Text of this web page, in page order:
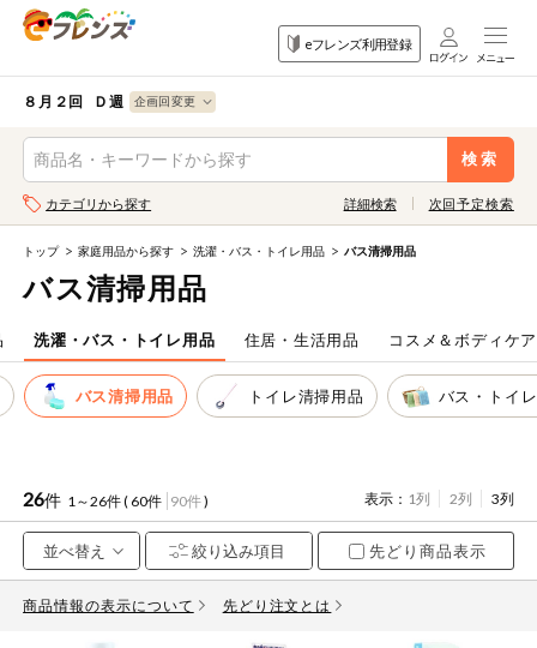
eフレンズ利用登録
ログイン
生協加入はこちら
登録から開始まで
注文番号注文
お気に入り注文
注文履歴注文
８月２回 Ｄ週
検索
食品
から探す
目的
から探す
果物
野菜
肉・ハム・ソ
ーセージ
魚介・加工品
米・雑穀など
パン・ジャム
豆腐・納豆・
こんにゃく
果物すべて
カテゴリから探す 詳細検索
検索条件を指定してください。全項目に条件を指定しなくて
も検索できます。
キーワード
キーワードをすべて含む
メーカー名
カテゴリ
次回予定検索
トップ 家庭用品から探す 洗濯・バス・トイレ用品 バス清掃用品
バス清掃用品
洗濯・バス・トイレ用品 住居・生活用品 コスメ＆ボディケア
バス清掃用品 トイレ清掃用品 バス・トイ
26件 1～26件 ( 60件 90件) 表示： 1列 2列 3列
先どり商品表示
商品情報の表示について 先どり注文とは